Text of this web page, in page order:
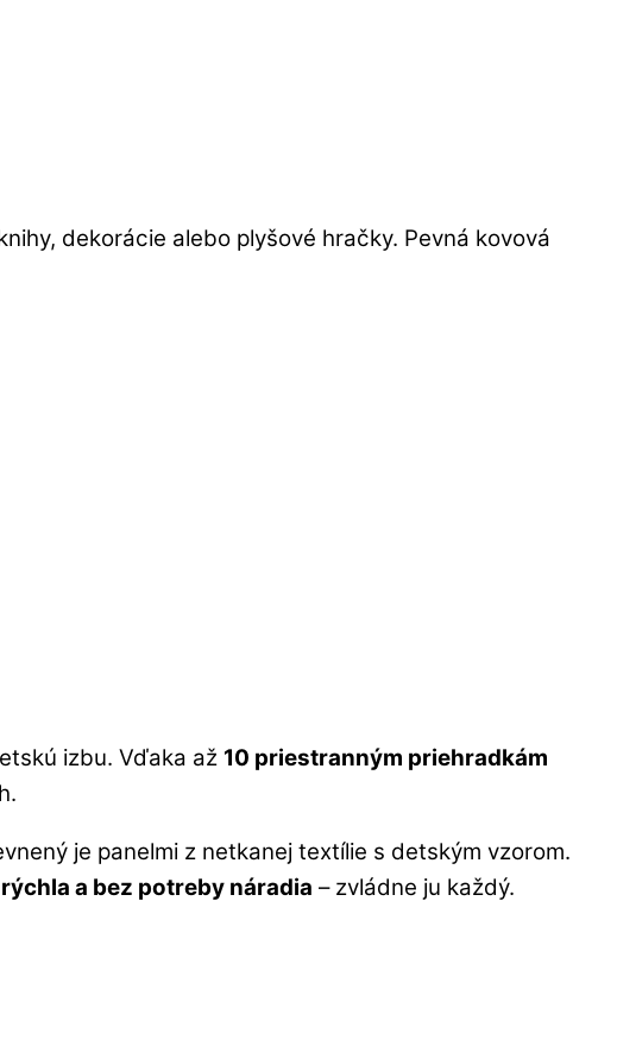
dekorácie alebo plyšové hračky. Pevná kovová
izbu. Vďaka až 10 priestranným priehradkám
je panelmi z netkanej textílie s detským vzorom.
rýchla a bez potreby náradia – zvládne ju každý.